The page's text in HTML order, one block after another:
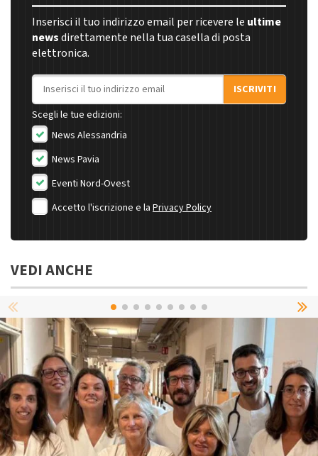
Inserisci il tuo indirizzo email per ricevere le ultime
newsdirettamente nella tua casella di posta
elettronica.
Indirizzo email
ISCRIVITI
Scegli le tue edizioni:
News Alessandria
News Pavia
Eventi Nord-Ovest
Accetto l'iscrizione e la Privacy Policy
VEDI ANCHE